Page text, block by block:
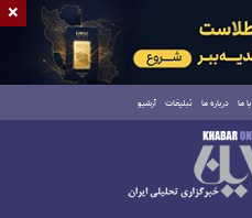
ما درباره ما تبلیغات آرشیو
×